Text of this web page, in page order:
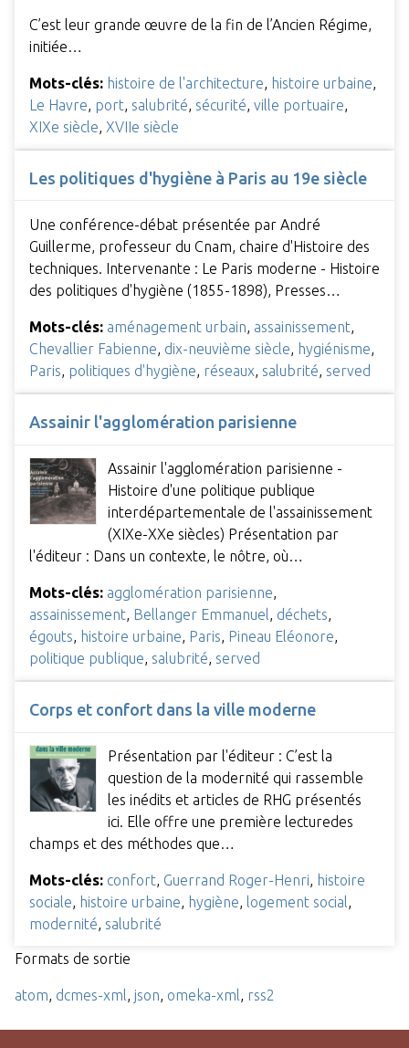
C’est leur grande œuvre de la fin de l’Ancien Régime,
initiée…
Mots-clés: histoire de l'architecture histoire urbaine
Le Havre port salubrité sécurité ville portuaire
XIXe siècle XVIIe siècle
Les politiques d'hygiène à Paris au 19e siècle
Une conférence-débat présentée par André
Guillerme, professeur du Cnam, chaire d'Histoire des
techniques. Intervenante : Le Paris moderne - Histoire
des politiques d'hygiène (1855-1898), Presses…
Mots-clés: aménagement urbain, assainissement,
Chevallier Fabienne, dix-neuvième siècle, hygiénisme,
Paris, politiques d'hygiène, réseaux, salubrité, served
Assainir l'agglomération parisienne
Assainir l'agglomération parisienne -
Histoire d'une politique publique
interdépartementale de l'assainissement
(XIXe-XXe siècles) Présentation par
l'éditeur : Dans un contexte, le nôtre, où…
Mots-clés: agglomération parisienne,
assainissement, Bellanger Emmanuel, déchets,
égouts, histoire urbaine, Paris, Pineau Eléonore,
politique publique, salubrité, served
Corps et confort dans la ville moderne
Présentation par l'éditeur : C’est la
question de la modernité qui rassemble
les inédits et articles de RHG présentés
ici. Elle offre une première lecturedes
champs et des méthodes que…
Mots-clés: confort, Guerrand Roger-Henri, histoire
sociale, histoire urbaine, hygiène, logement social,
modernité, salubrité
Formats de sortie
atom, dcmes-xml, json, omeka-xml, rss2